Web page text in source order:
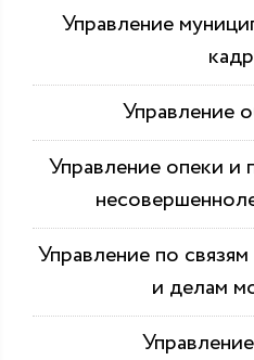
Управление
Управление
Управление опеки и
Управление по
и делам